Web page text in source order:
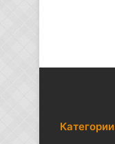
Категории